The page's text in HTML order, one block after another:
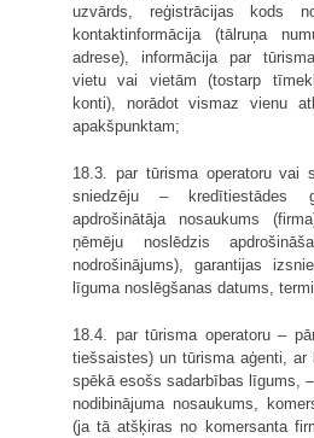
uzvārds, reģistrācijas kods
kontaktinformācija (tālruņa
adrese), informācija par
vietu vai vietām (tostarp
konti), norādot vismaz vienu
apakšpunktam;
18.3. par tūrisma operatoru vai
sniedzēju – kredītiestādes
apdrošinātāja nosaukums
ņēmēju noslēdzis
nodrošinājums), garantijas
līguma noslēgšanas datums,
18.4. par tūrisma operatoru –
tiešsaistes) un tūrisma aģenti, ar
spēkā esošs sadarbības līgums,
nodibinājuma nosaukums,
(ja tā atšķiras no komersanta